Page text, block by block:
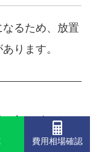
るため、放置
ります。
つくの
費用相場確認